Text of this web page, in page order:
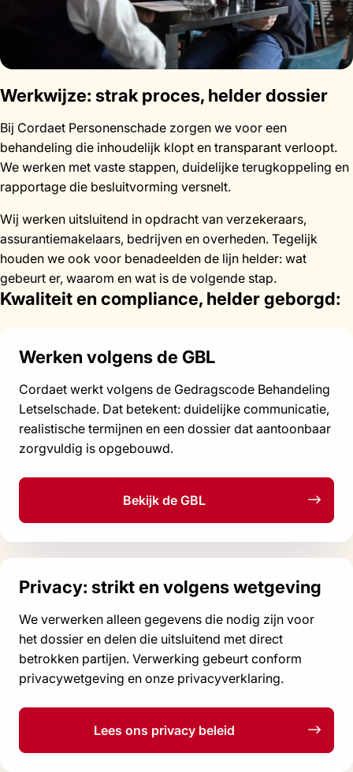
en
Werkwijze: strak proces, helder dossier
Bij Cordaet Personenschade zorgen we voor een
behandeling die inhoudelijk klopt en transparant verloopt.
We werken met vaste stappen, duidelijke terugkoppeling en
rapportage die besluitvorming versnelt.
Wij werken uitsluitend in opdracht van verzekeraars,
assurantiemakelaars, bedrijven en overheden. Tegelijk
houden we ook voor benadeelden de lijn helder: wat
gebeurt er, waarom en wat is de volgende stap.
Kwaliteit en compliance, helder geborgd:
Werken volgens de GBL
Cordaet werkt volgens de Gedragscode Behandeling
Letselschade. Dat betekent: duidelijke communicatie,
realistische termijnen en een dossier dat aantoonbaar
zorgvuldig is opgebouwd.
Bekijk de GBL
Privacy: strikt en volgens wetgeving
We verwerken alleen gegevens die nodig zijn voor
het dossier en delen die uitsluitend met direct
betrokken partijen. Verwerking gebeurt conform
privacywetgeving en onze privacyverklaring.
Lees ons privacy beleid